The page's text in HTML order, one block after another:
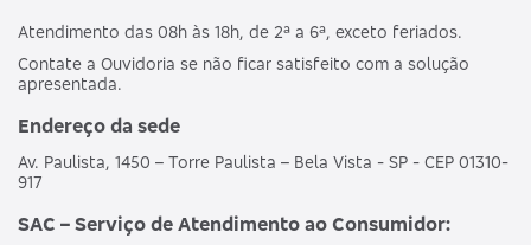
Atendimento das 08h às 18h, de 2ª a 6ª, exceto feriados.
Contate a Ouvidoria se não ficar satisfeito com a solução
apresentada.
Endereço da sede
Av. Paulista, 1450 – Torre Paulista – Bela Vista - SP - CEP 01310-
917
SAC – Serviço de Atendimento ao Consumidor: